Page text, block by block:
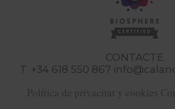
CONTACTE
T. +34 618 550 867
Política de privacitat y cookies